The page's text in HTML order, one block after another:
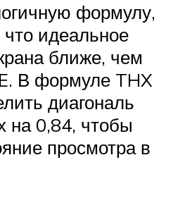
формулу,
идеальное
ближе, чем
В формуле THX
диагональ
на 0,84, чтобы
просмотра в